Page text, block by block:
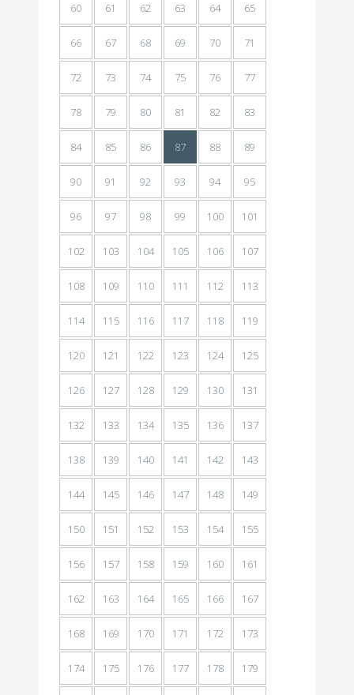
60 61 62 63 64 65
66 67 68 69 70 71
72 73 74 75 76 77
78 79 80 81 82 83
84 85 86 87 88 89
90 91 92 93 94 95
96 97 98 99 100 101
102 103 104 105 106 107
108 109 110 111 112 113
114 115 116 117 118 119
120 121 122 123 124 125
126 127 128 129 130 131
132 133 134 135 136 137
138 139 140 141 142 143
144 145 146 147 148 149
150 151 152 153 154 155
156 157 158 159 160 161
162 163 164 165 166 167
168 169 170 171 172 173
174 175 176 177 178 179